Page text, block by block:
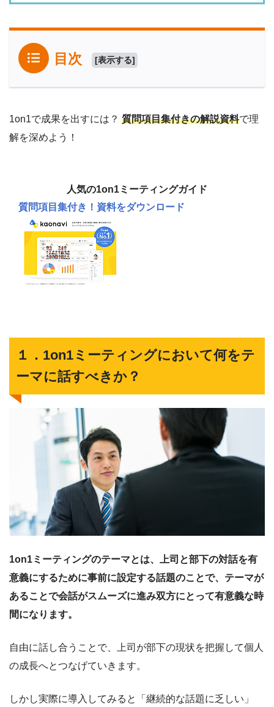
目次 [表示する]
1on1で成果を出すには？ 質問項目集付きの解説資料で理
解を深めよう！
人気の1on1ミーティングガイド
質問項目集付き！ 資料をダウンロード
１．1on1ミーティングにおいて何をテ
ーマに話すべきか？
1on1ミーティングのテーマとは、上司と部下の対話を有
意義にするために事前に設定する話題のことで、テーマが
あることで会話がスムーズに進み双方にとって有意義な時
間になります。
自由に話し合うことで、上司が部下の現状を把握して個人
の成長へとつなげていきます。
しかし実際に導入してみると「継続的な話題に乏しい」